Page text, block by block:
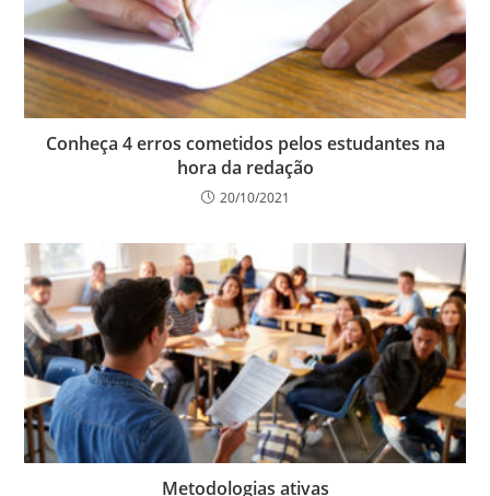
Conheça 4 erros cometidos pelos estudantes na
hora da redação
20/10/2021
Metodologias ativas